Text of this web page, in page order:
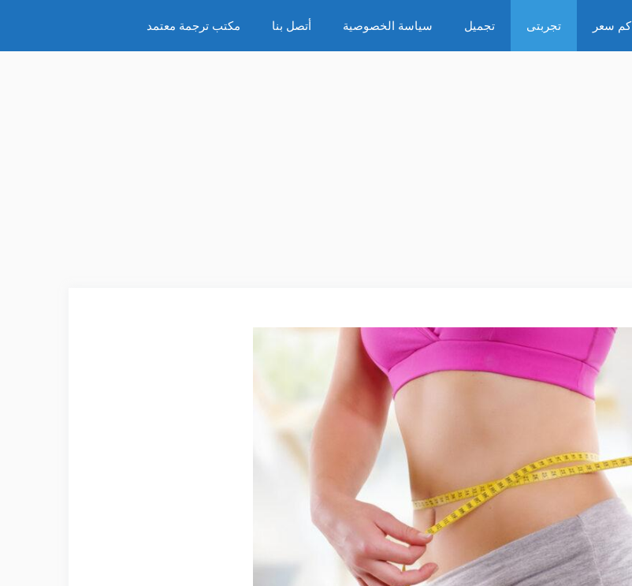
كم سعر تجربتى تجميل سياسة الخصوصية أتصل بنا مكتب ترجمة معتمد